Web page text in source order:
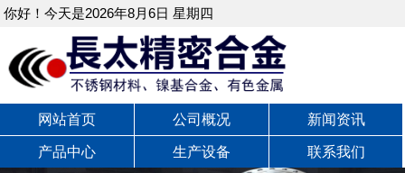
你好！今天是2026年8月6日 星期四
网站首页 公司概况 新闻资讯
产品中心 生产设备 联系我们